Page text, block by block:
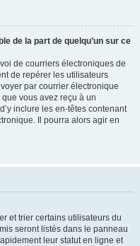
de la part de quelqu’un sur ce
de courriers électroniques de
de repérer les utilisateurs
par courrier électronique
vous avez reçu à un
inclure les en-têtes contenant
Il pourra alors agir en
et trier certains utilisateurs du
seront listés dans le panneau
leur statut en ligne et